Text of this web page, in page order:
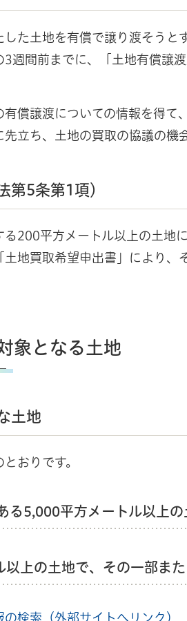
した土地を有償で譲り渡そう
3週間前までに、「土地有償譲
有償譲渡についての情報を得
立ち、土地の買取の協議の機
第5条第1項）
る200平方メートル以上の土地
地買取希望申出書」により、
象となる土地
土地
おりです。
る5,000平方メートル以上の
以上の土地で、その一部ま
検索（外部サイトへリンク）